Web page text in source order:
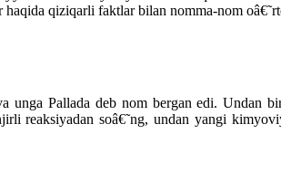
qiziqarli faktlar bilan nomma-nom
unga Pallada deb nom bergan edi. Undan
reaksiyadan soâ€˜ng, undan yangi